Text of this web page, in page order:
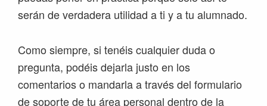
serán de verdadera utilidad a ti y a tu alumnado.
Como siempre, si tenéis cualquier duda o
pregunta, podéis dejarla justo en los
comentarios o mandarla a través del formulario
de soporte de tu área personal dentro de la